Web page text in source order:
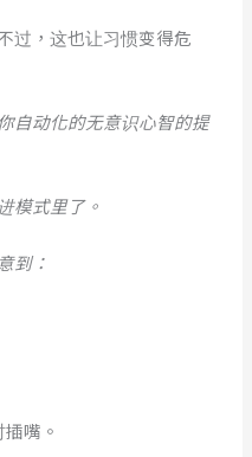
过，这也让习惯变得危
自动化的无意识心智的提
模式里了。
到：
嘴。